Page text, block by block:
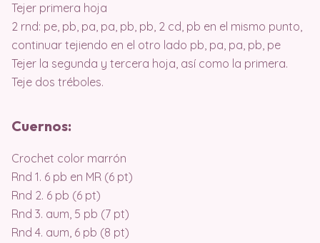
Tejer primera hoja
2 rnd: pe, pb, pa, pa, pb, pb, 2 cd, pb en el mismo punto,
continuar tejiendo en el otro lado pb, pa, pa, pb, pe
Tejer la segunda y tercera hoja, así como la primera.
Teje dos tréboles.
Cuernos:
Crochet color marrón
Rnd 1. 6 pb en MR (6 pt)
Rnd 2. 6 pb (6 pt)
Rnd 3. aum, 5 pb (7 pt)
Rnd 4. aum, 6 pb (8 pt)